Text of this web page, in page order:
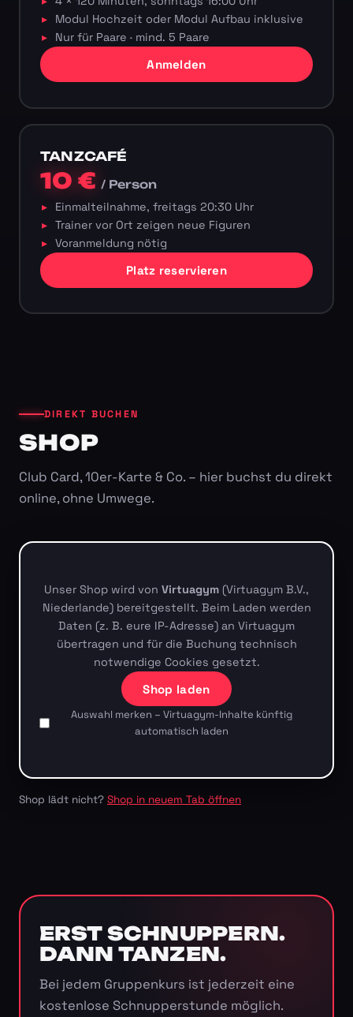
Modul Hochzeit oder Modul Aufbau inklusive
Nur für Paare · mind. 5 Paare
Anmelden
TANZCAFÉ
10 €/ Person
Einmalteilnahme, freitags 20:30 Uhr
Trainer vor Ort zeigen neue Figuren
Voranmeldung nötig
Platz reservieren
DIREKT BUCHEN
SHOP
Club Card, 10er-Karte & Co. – hier buchst du direkt
online, ohne Umwege.
Unser Shop wird von Virtuagym (Virtuagym B.V.,
Niederlande) bereitgestellt. Beim Laden werden
Daten (z. B. eure IP-Adresse) an Virtuagym
übertragen und für die Buchung technisch
notwendige Cookies gesetzt.
Shop laden
Auswahl merken – Virtuagym-Inhalte künftig
automatisch laden
Shop lädt nicht? Shop in neuem Tab öffnen
ERST SCHNUPPERN.
DANN TANZEN.
Bei jedem Gruppenkurs ist jederzeit eine
kostenlose Schnupperstunde möglich.